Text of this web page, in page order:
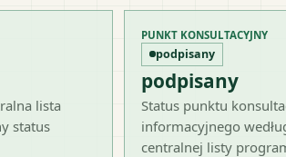
lista
status
PUNKT KONSULTACYJNY
podpisany
podpisany
Status punktu
informacyjnego
centralnej listy